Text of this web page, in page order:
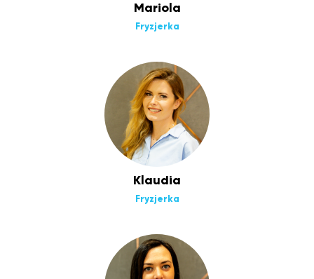
Mariola
Fryzjerka
Klaudia
Fryzjerka